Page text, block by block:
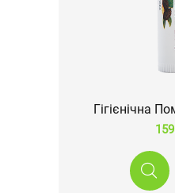
Гігієнічна